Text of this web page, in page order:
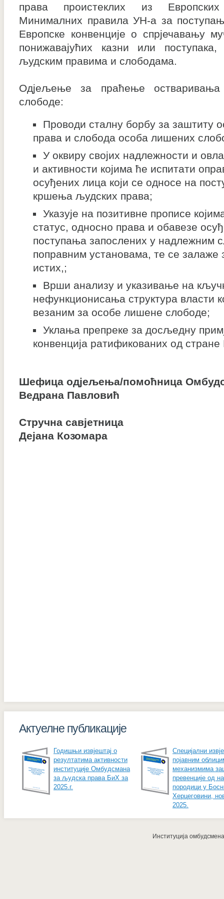
права проистеклих из
Минималних правила УН-а за
Европске конвенције о спрјечавању
понижавајућих казни или
људским правима и слободама.
Одјељење за праћење
слободе:
Проводи сталну борбу за заштиту
права и слобода особа лишених
У оквиру својих надлежности и
и активности којима ће испитати
осуђених лица који се односе на
кршења људских права;
Указује на позитивне прописе
статус, односно права и обавезе
поступања запослених у надлежним
поправним установама, те се залаже
истих,;
Врши анализу и указивање на
нефункционисања структура власти
везаним за особе лишене слободе;
Уклања препреке за досљедну
конвенција ратификованих од
Шефица одјељења/помоћница
Ведрана Павловић
Стручна савјетница
Дејана Козомара
Актуелне публикације
Годишњи извјештај о
резултатима активности
институције Омбудсмана
за људска права БиХ за
2025.г.
Специјални
појавним
механизмима
превенције од
породици у
Херцеговини,
2025.
Институција